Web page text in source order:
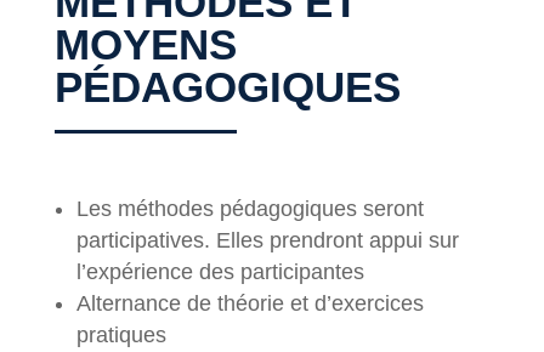
MOYENS
PÉDAGOGIQUES
Les méthodes pédagogiques seront
participatives. Elles prendront appui sur
l’expérience des participantes
Alternance de théorie et d’exercices
pratiques